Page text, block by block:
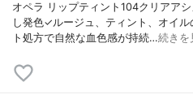
オペラ リップティント104クリアア
し発色✓ルージュ、ティント、オイ
ト処方で自然な血色感が持続…続きを